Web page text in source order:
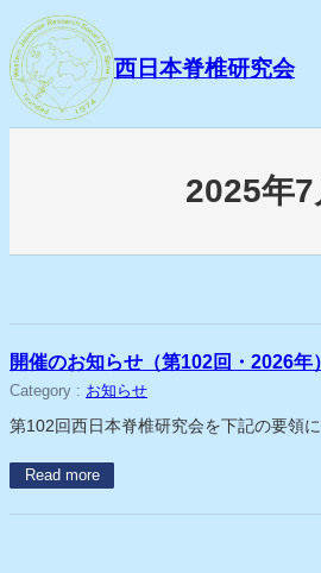
容
を
ス
キ
ッ
西日本脊椎研究会
2025年7
開催のお知らせ（第102回・2026年
Category : お知らせ
第102回西日本脊椎研究会を下記の要領に
Read more